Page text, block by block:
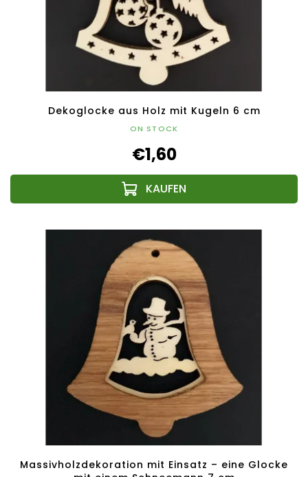
Dekoglocke aus Holz mit Kugeln 6 cm
ON STOCK
€1,60
Massivholzdekoration mit Einsatz – eine Glocke